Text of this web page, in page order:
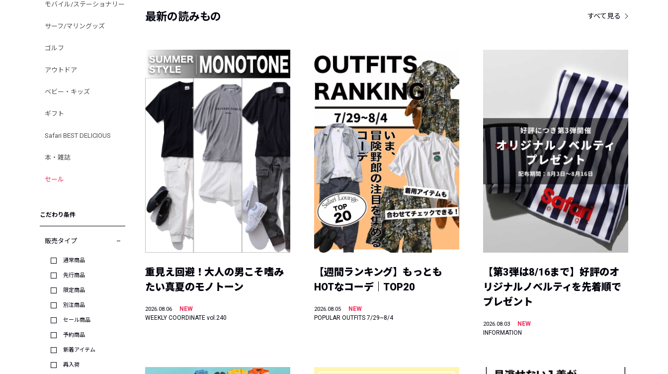
モバイル/ステーショナリー
サーフ/マリングッズ
ゴルフ
アウトドア
ベビー・キッズ
ギフト
Safari BEST DELICIOUS
本・雑誌
セール
こだわり条件
販売タイプ
通常商品
先行商品
限定商品
別注商品
セール商品
予約商品
新着アイテム
再入荷
最新の読みもの すべて見る
重見え回避！大人の男こそ嗜み
たい真夏のモノトーン
2026.08.06
NEW
WEEKLY COORDINATE vol.240
【週間ランキング】もっとも
HOTなコーデ｜TOP20
2026.08.05
NEW
POPULAR OUTFITS 7/29~8/4
【第3弾は8/16まで】好評のオ
リジナルノベルティを先着順で
プレゼント
2026.08.03
NEW
INFORMATION